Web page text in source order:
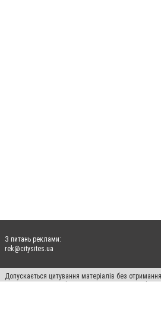
З питань реклами:
rek@citysites.ua
Допускається цитування матеріалів без
пошукових систем гіперпосилання на цитовані